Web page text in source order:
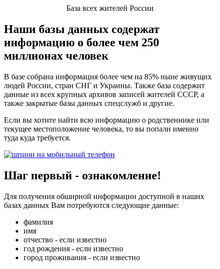
База всех жителей России
Наши базы данных содержат
информацию о более чем 250
миллионах человек
В базе собрана информация более чем на 85% ныне живущих
людей России, стран СНГ и Украины. Также база содержит
данные из всех крупных архивов записей жителей СССР, а
также закрытые базы данных спецслужб и другие.
Если вы хотите найти всю информацию о родственнике или
текущее местоположение человека, то вы попали именно
туда куда требуется.
Шаг первый - ознакомление!
Для получения обширной информации доступной в наших
базах данных Вам потребуются следующие данные:
фамилия
имя
отчество - если известно
год рождения - если известно
город проживания - если известно